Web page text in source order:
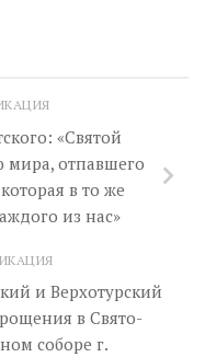
«Святой
мира, отпавшего
в то же
из нас»
и Верхотурский
в Свято-
соборе г.